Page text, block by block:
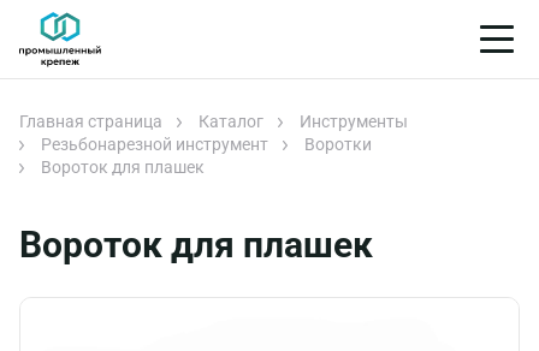
Главная страница Каталог
Инструменты
Резьбонарезной инструмент
Воротки
Вороток для плашек
Вороток для плашек